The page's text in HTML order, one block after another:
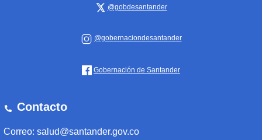
@gobdesantander
@gobernaciondesantander
Gobernación de Santander
Contacto
Correo: salud@santander.gov.co